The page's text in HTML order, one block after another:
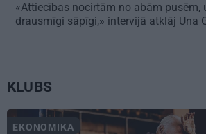
«Attiecības nocirtām no abām pusēm,
drausmīgi sāpīgi,» intervijā atklāj Una
KLUBS
EKONOMIKA